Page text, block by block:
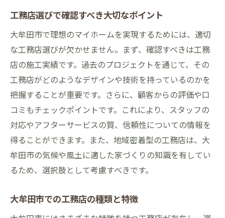
大牟田市の住宅市場のトレンドを把握する
マイホーム実現に向けた計画の立て方
地域の相談会やイベントの活用方法
経験者から学ぶ成功へのアプローチ
工務店選びが鍵大牟田市でのマイホーム作りを
成功させる方法
工務店選びで失敗しないためのテクニック
理想の家を実現するためのパートナー選び
契約前に確認すべき重要事項
工務店との信頼関係を築く方法
大牟田市での持続可能な住宅作りのポイン
工務店選びで確認すべき大切なポイント
大牟田市で理想のマイホームを実現するためには、適切
な工務店選びが欠かせません。まず、確認すべきは工務
店の施工実績です。過去のプロジェクトを通じて、その
工務店がどのようなデザインや技術を持っているのかを
把握することが重要です。さらに、顧客からの評価や口
コミもチェックポイントです。これにより、スタッフの
対応やアフターサービスの質、信頼性についての情報を
得ることができます。また、地域密着型の工務店は、大
牟田市の気候や風土に適した家づくりの知識を有してい
るため、選択肢として考慮すべきです。
大牟田市での工務店の種類と特徴